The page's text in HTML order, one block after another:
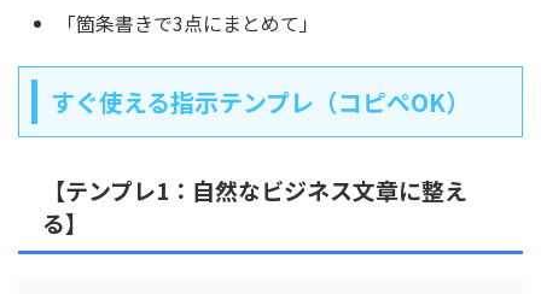
「箇条書きで3点にまとめて」
すぐ使える指示テンプレ（コピペOK）
【テンプレ1：自然なビジネス文章に整え
る】